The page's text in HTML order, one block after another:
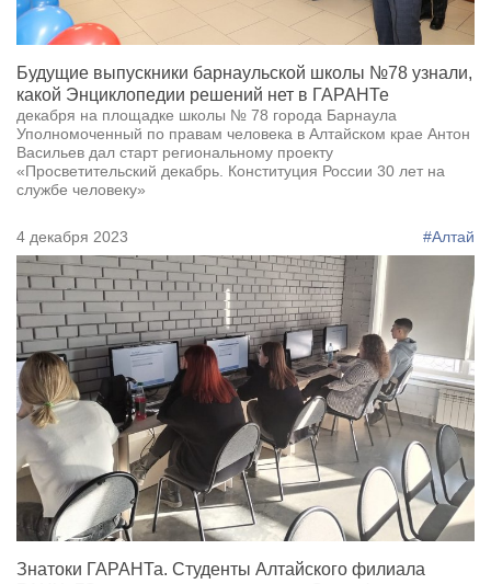
Будущие выпускники барнаульской школы №78 узнали,
какой Энциклопедии решений нет в ГАРАНТе
декабря на площадке школы № 78 города Барнаула
Уполномоченный по правам человека в Алтайском крае Антон
Васильев дал старт региональному проекту
«Просветительский декабрь. Конституция России 30 лет на
службе человеку»
4 декабря 2023 #Алтай
Знатоки ГАРАНТа. Студенты Алтайского филиала